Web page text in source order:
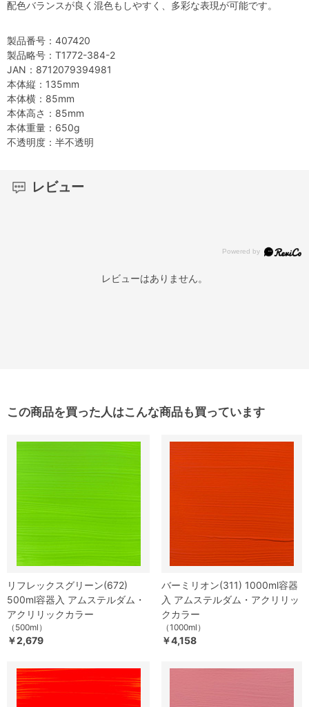
配色バランスが良く混色もしやすく、多彩な表現が可能です。
製品番号：407420
製品略号：T1772-384-2
JAN：8712079394981
本体縦：135mm
本体横：85mm
本体高さ：85mm
本体重量：650g
不透明度：半不透明
レビュー
レビューはありません。
この商品を買った人はこんな商品も買っています
リフレックスグリーン(672)
500ml容器入 アムステルダム・
アクリリックカラー
（500ml）
￥2,679
バーミリオン(311) 1000ml容器
入 アムステルダム・アクリリッ
クカラー
（1000ml）
￥4,158